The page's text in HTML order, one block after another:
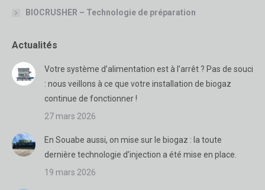
BIOCRUSHER – Technologie de préparation
Actualités
Votre système d’alimentation est à l’arrêt ? Pas de souci
: nous veillons à ce que votre installation de biogaz
continue de fonctionner !
27 mars 2026
En Souabe aussi, on mise sur le biogaz : la toute
dernière technologie d’injection a été mise en place.
19 mars 2026